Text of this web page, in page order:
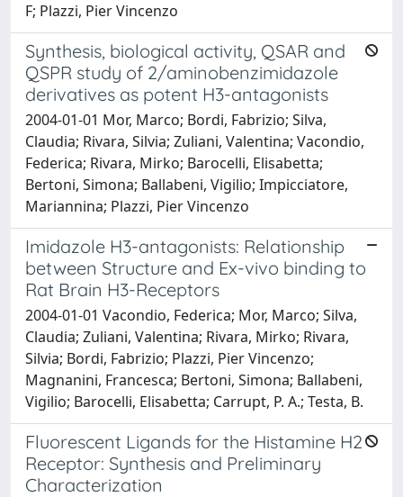
F; Plazzi, Pier Vincenzo
Synthesis, biological activity, QSAR and
QSPR study of 2/aminobenzimidazole
derivatives as potent H3-antagonists
2004-01-01 Mor, Marco; Bordi, Fabrizio; Silva,
Claudia; Rivara, Silvia; Zuliani, Valentina; Vacondio,
Federica; Rivara, Mirko; Barocelli, Elisabetta;
Bertoni, Simona; Ballabeni, Vigilio; Impicciatore,
Mariannina; Plazzi, Pier Vincenzo
Imidazole H3-antagonists: Relationship
between Structure and Ex-vivo binding to
Rat Brain H3-Receptors
2004-01-01 Vacondio, Federica; Mor, Marco; Silva,
Claudia; Zuliani, Valentina; Rivara, Mirko; Rivara,
Silvia; Bordi, Fabrizio; Plazzi, Pier Vincenzo;
Magnanini, Francesca; Bertoni, Simona; Ballabeni,
Vigilio; Barocelli, Elisabetta; Carrupt, P. A.; Testa, B.
Fluorescent Ligands for the Histamine H2
Receptor: Synthesis and Preliminary
Characterization